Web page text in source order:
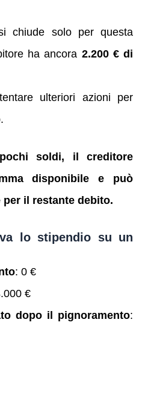
chiude solo per questa
ha ancora 2.200 € di
ulteriori azioni per
soldi, il creditore
disponibile e può
il restante debito.
lo stipendio su un
: 0 €
€
dopo il pignoramento: